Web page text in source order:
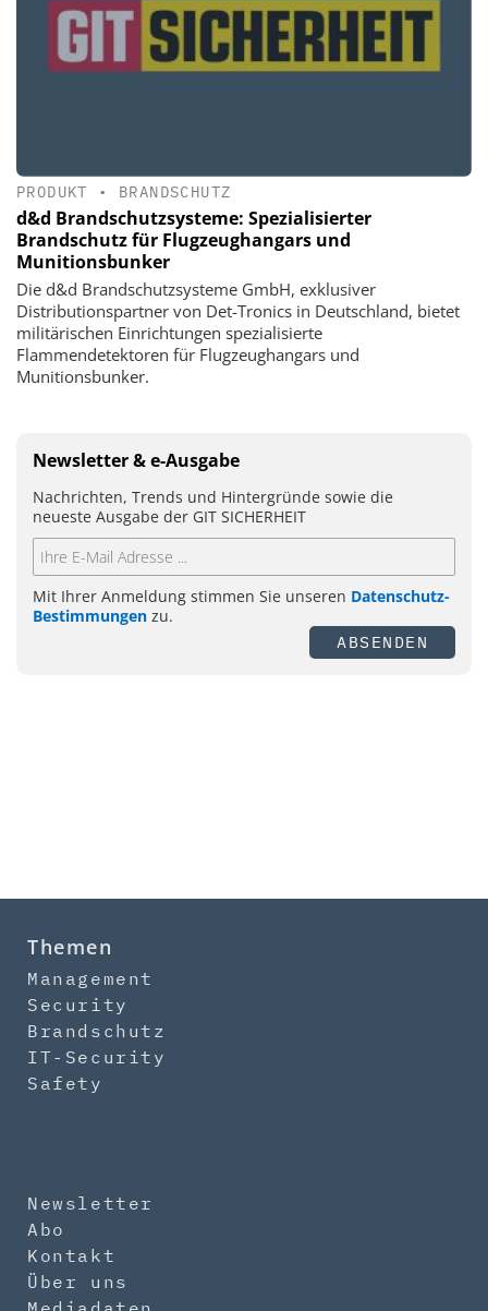
PRODUKT • BRANDSCHUTZ
d&d Brandschutzsysteme: Spezialisierter
Brandschutz für Flugzeughangars und
Munitionsbunker
Die d&d Brandschutzsysteme GmbH, exklusiver
Distributionspartner von Det-Tronics in Deutschland, bietet
militärischen Einrichtungen spezialisierte
Flammendetektoren für Flugzeughangars und
Munitionsbunker.
Newsletter & e-Ausgabe
Nachrichten, Trends und Hintergründe sowie die
neueste Ausgabe der GIT SICHERHEIT
Mit Ihrer Anmeldung stimmen Sie unseren Datenschutz-
Bestimmungen zu.
ABSENDEN
Themen
Management
Security
Brandschutz
IT-Security
Safety
Newsletter
Abo
Kontakt
Über uns